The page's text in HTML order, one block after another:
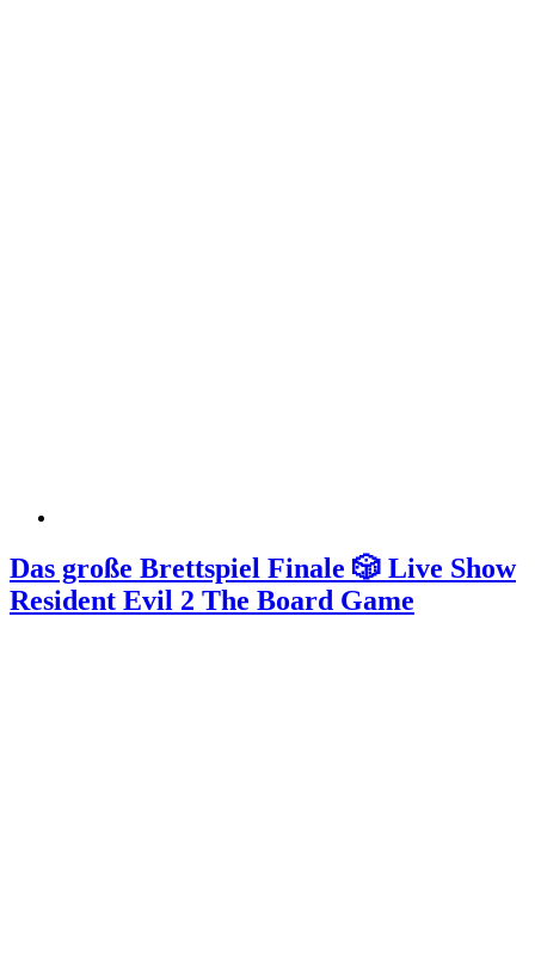
Das große Brettspiel Finale 🎲 Live Show
Resident Evil 2 The Board Game